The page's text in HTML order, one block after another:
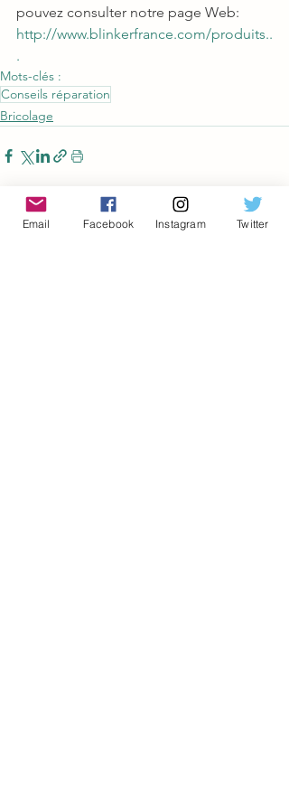
pouvez consulter notre page Web:
http://www.blinkerfrance.com/produits..
.
Mots-clés :
Conseils réparation
Bricolage
Email Facebook Instagram Twitter